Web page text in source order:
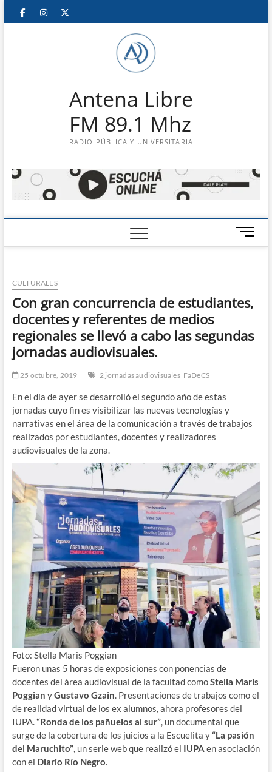
Saltar
FacebookInstagram
Antena Libre
FM 89.1 Mhz
RADIO PÚBLICA Y UNIVERSITARIA
B
o
d
e
e
CULTURALES
Con gran concurrencia de estudiantes,
docentes y referentes de medios
regionales se llevó a cabo las segundas
jornadas audiovisuales.
25 octubre, 2019 2 jornadas audiovisuales FaDeCS
En el día de ayer se desarrolló el segundo año de estas
jornadas cuyo fin es visibilizar las nuevas tecnologías y
narrativas en el área de la comunicación a través de trabajos
realizados por estudiantes, docentes y realizadores
audiovisuales de la zona.
Foto: Stella Maris Poggian
Fueron unas 5 horas de exposiciones con ponencias de
docentes del área audiovisual de la facultad comoStella Maris
Poggian yGustavo Gzain. Presentaciones de trabajos como el
de realidad virtual de los ex alumnos, ahora profesores del
IUPA.“Ronda de los pañuelos al sur”, un documental que
surge de la cobertura de los juicios a la Escuelita y“La pasión
del Maruchito”, un serie web que realizó el IUPA en asociación
con el Diario Río Negro.